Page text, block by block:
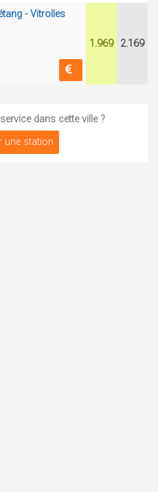
- Vitrolles
1.969 2.169
dans cette ville ?
une station